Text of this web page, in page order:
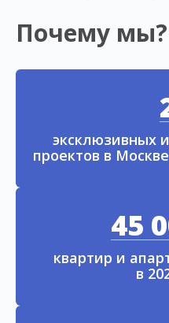
Почему мы?
эксклюзивных
проектов в
45
квартир и
в